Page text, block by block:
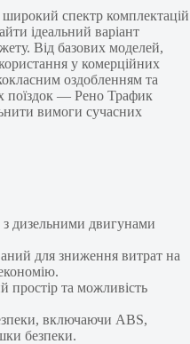
спектр комплектацій
ідеальний варіант
Від базових моделей,
у комерційних
оздобленням та
поїздок — Рено Трафик
вимоги сучасних
з дизельними двигунами
для зниження витрат на
простір та можливість
включаючи ABS,
безпеки.